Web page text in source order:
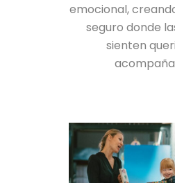
emocional,
seguro donde
sienten